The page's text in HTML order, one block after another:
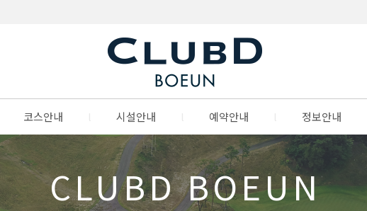
코스안내 시설안내 예약안내 정보안내
CLUBD BOEUN